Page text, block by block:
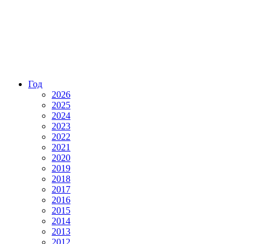
Год
2026
2025
2024
2023
2022
2021
2020
2019
2018
2017
2016
2015
2014
2013